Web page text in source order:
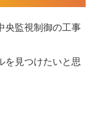
央監視制御の工事
を見つけたいと思